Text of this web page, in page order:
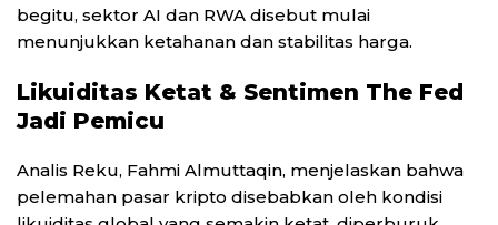
begitu, sektor AI dan RWA disebut mulai
menunjukkan ketahanan dan stabilitas harga.
Likuiditas Ketat & Sentimen The Fed
Jadi Pemicu
Analis Reku, Fahmi Almuttaqin, menjelaskan bahwa
pelemahan pasar kripto disebabkan oleh kondisi